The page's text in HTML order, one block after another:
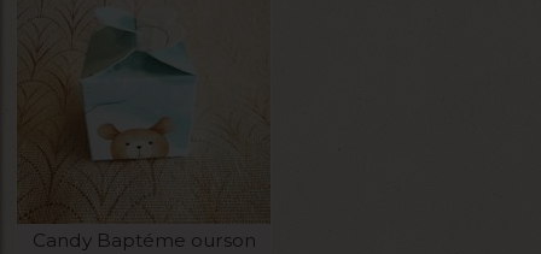
Candy Baptéme ourson